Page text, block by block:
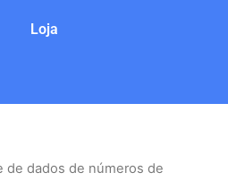
Loja
de dados de números de